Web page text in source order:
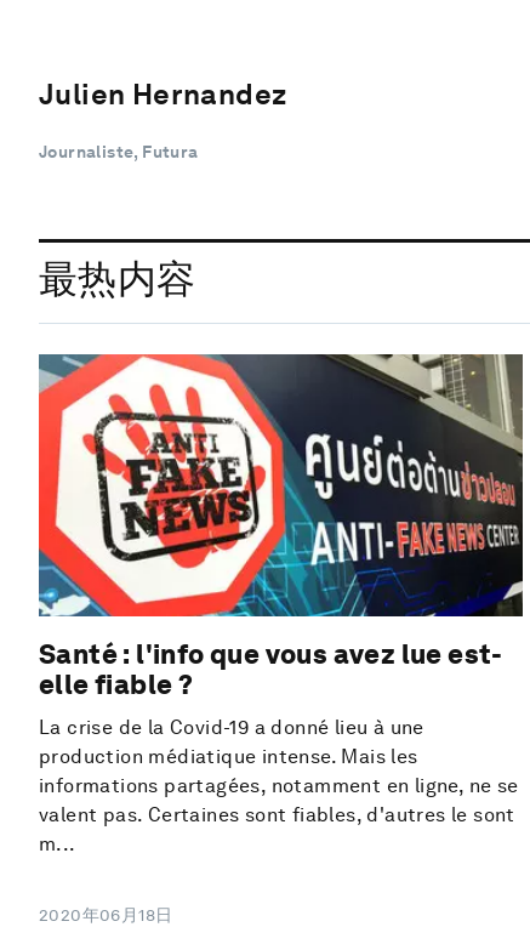
Julien Hernandez
Journaliste, Futura
最热内容
Santé : l'info que vous avez lue est-
elle fiable ?
La crise de la Covid-19 a donné lieu à une
production médiatique intense. Mais les
informations partagées, notamment en ligne, ne se
valent pas. Certaines sont fiables, d'autres le sont
m...
2020年06月18日